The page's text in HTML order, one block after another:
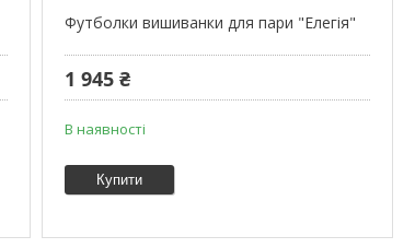
Футболки вишиванки для пари "Елегія"
1 945 ₴
В наявності
Купити